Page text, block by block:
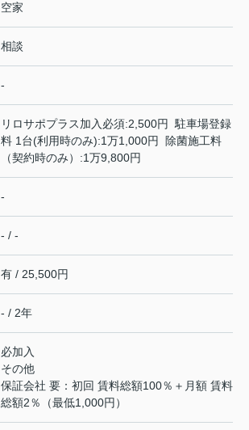
空家
相談
-
リロサポプラス加入必須:2,500円 駐車場登録
料 1台(利用時のみ):1万1,000円 除菌施工料
（契約時のみ）:1万9,800円
-
- / -
有 / 25,500円
- / 2年
必加入
その他
保証会社 要：初回 賃料総額100％＋月額 賃料
総額2％（最低1,000円）